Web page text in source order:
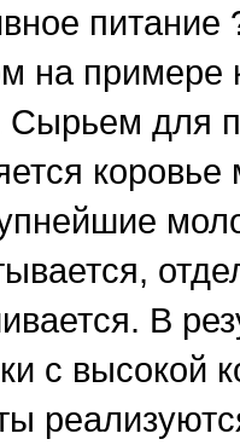
на примере
Сырьем для
В
с высокой